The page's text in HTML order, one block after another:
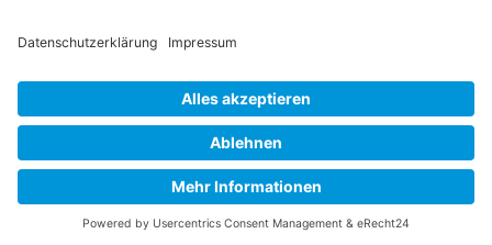
Einstellungen zurücksetzen